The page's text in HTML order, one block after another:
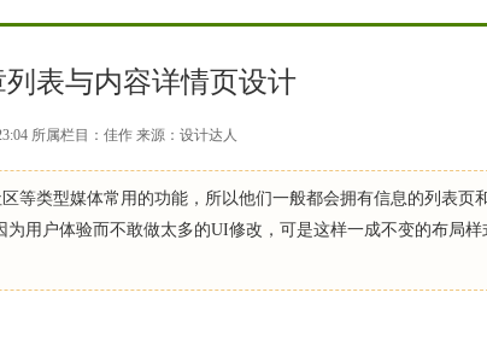
表与内容详情页设计
所属栏目：佳作 来源：设计达人
等类型媒体常用的功能，所以他们一般都会拥有信息的列表页
用户体验而不敢做太多的UI修改，可是这样一成不变的布局样